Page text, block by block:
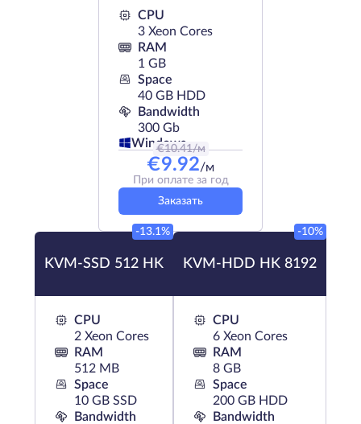
CPU
3 Xeon Cores
RAM
1 GB
Space
40 GB HDD
Bandwidth
300 Gb
Windows
€10.41/м
€9.92/м
При оплате за год
Заказать
KVM-SSD 512 HK
-13.1%
CPU
2 Xeon Cores
RAM
512 MB
Space
10 GB SSD
Bandwidth
KVM-HDD HK 8192
-10%
CPU
6 Xeon Cores
RAM
8 GB
Space
200 GB HDD
Bandwidth